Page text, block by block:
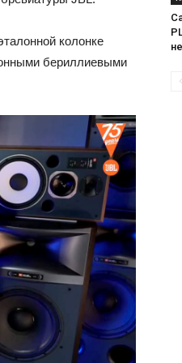
колонке
бериллиевыми